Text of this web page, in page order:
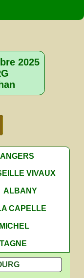
2025
ANGERS
VIVAUX
ALBANY
CAPELLE